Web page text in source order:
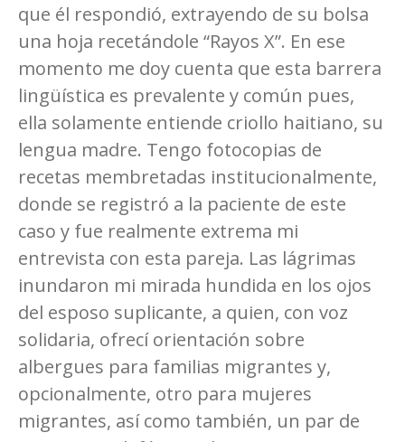
que él respondió, extrayendo de su bolsa
una hoja recetándole “Rayos X”. En ese
momento me doy cuenta que esta barrera
lingüística es prevalente y común pues,
ella solamente entiende criollo haitiano, su
lengua madre. Tengo fotocopias de
recetas membretadas institucionalmente,
donde se registró a la paciente de este
caso y fue realmente extrema mi
entrevista con esta pareja. Las lágrimas
inundaron mi mirada hundida en los ojos
del esposo suplicante, a quien, con voz
solidaria, ofrecí orientación sobre
albergues para familias migrantes y,
opcionalmente, otro para mujeres
migrantes, así como también, un par de